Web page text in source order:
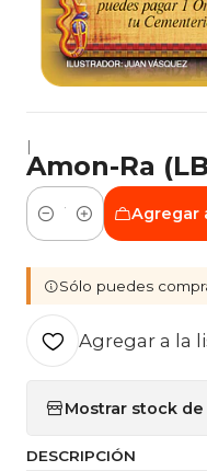
|
Amon-Ra
Cantidad
Agregar
Sólo puedes
Agregar a la
Mostrar stock
DESCRIPCIÓN